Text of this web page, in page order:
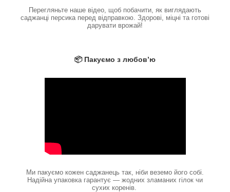
Перегляньте наше відео, щоб побачити, як виглядають
саджанці персика перед відправкою. Здорові, міцні та готові
дарувати врожай!
📦 Пакуємо з любов’ю
Ми пакуємо кожен саджанець так, ніби веземо його собі.
Надійна упаковка гарантує — жодних зламаних гілок чи
сухих коренів.